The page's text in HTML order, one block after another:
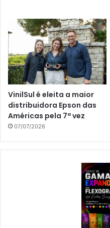
VinilSul é eleita a maior
distribuidora Epson das
Américas pela 7ª vez
07/07/2026